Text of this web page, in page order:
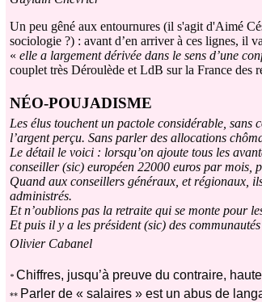
Un peu gêné aux entournures (il s'agit d'Aimé
sociologie ?) : avant d’en arriver à ces lignes, il
« elle a largement dérivée dans le sens d’une
couplet très Déroulède et LdB sur la France des
NÉO-POUJADISME
Les élus touchent un pactole considérable, sans
l’argent perçu. Sans parler des allocations
Le détail le voici : lorsqu’on ajoute tous les
conseiller (sic) européen 22000 euros par mois,
Quand aux conseillers généraux, et régionaux,
administrés.
Et n’oublions pas la retraite qui se monte pour
Et puis il y a les président (sic) des
Olivier Cabanel
* Chiffres, jusqu’à preuve du contraire,
** Parler de « salaires » est un abus de